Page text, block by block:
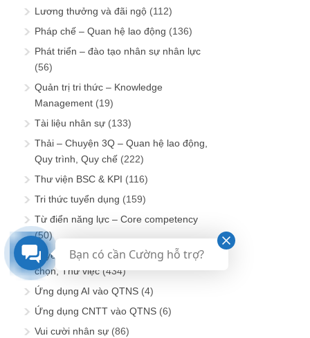
Lương thưởng và đãi ngộ (112)
Pháp chế – Quan hệ lao động (136)
Phát triển – đào tạo nhân sự nhân lực
(56)
Quản trị tri thức – Knowledge
Management (19)
Tài liệu nhân sự (133)
Thải – Chuyện 3Q – Quan hệ lao động,
Quy trình, Quy chế (222)
Thư viện BSC & KPI (116)
Tri thức tuyển dụng (159)
Từ điển năng lực – Core competency
(50)
Tuyển – Chuyện 3T – Tuyển mộ, Tuyển
chọn, Thử việc(434)
Ứng dụng AI vào QTNS (4)
Ứng dụng CNTT vào QTNS (6)
Vui cười nhân sự (86)
Bạn có cần Cường hỗ trợ?